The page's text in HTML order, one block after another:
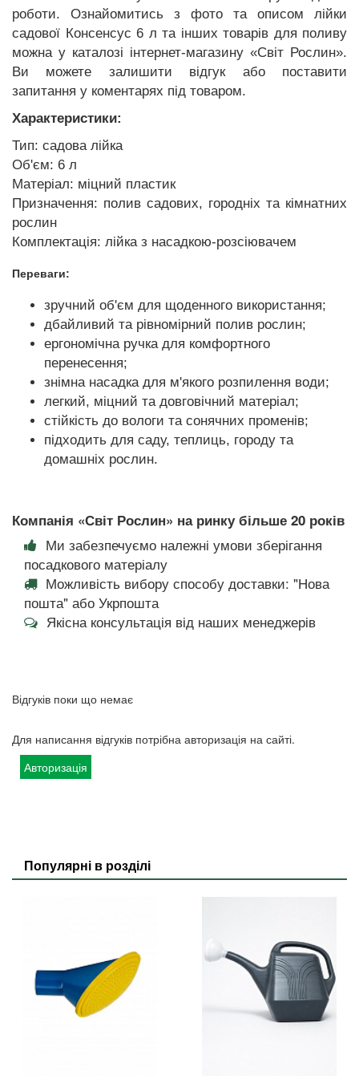
роботи. Ознайомитись з фото та описом лійки
садової Консенсус 6 л та інших товарів для поливу
можна у каталозі інтернет-магазину «Світ Рослин».
Ви можете залишити відгук або поставити
запитання у коментарях під товаром.
Характеристики:
Тип: садова лійка
Об'єм: 6 л
Матеріал: міцний пластик
Призначення: полив садових, городніх та кімнатних
рослин
Комплектація: лійка з насадкою-розсіювачем
Переваги:
зручний об'єм для щоденного використання;
дбайливий та рівномірний полив рослин;
ергономічна ручка для комфортного
перенесення;
знімна насадка для м'якого розпилення води;
легкий, міцний та довговічний матеріал;
стійкість до вологи та сонячних променів;
підходить для саду, теплиць, городу та
домашніх рослин.
Компанія «Світ Рослин» на ринку більше 20 років
Ми забезпечуємо належні умови зберігання
посадкового матеріалу
Можливість вибору способу доставки: "Нова
пошта" або Укрпошта
Якісна консультація від наших менеджерів
Відгуків поки що немає
Для написання відгуків потрібна авторизація на сайті.
Авторизація
Популярні в розділі